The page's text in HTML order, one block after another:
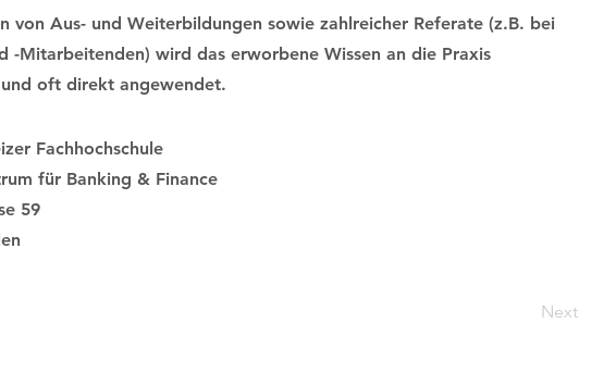
von Aus- und Weiterbildungen sowie zahlreicher Referate (z.B. bei
-Mitarbeitenden) wird das erworbene Wissen an die Praxis
oft direkt angewendet.
Fachhochschule
für Banking & Finance
59
Next